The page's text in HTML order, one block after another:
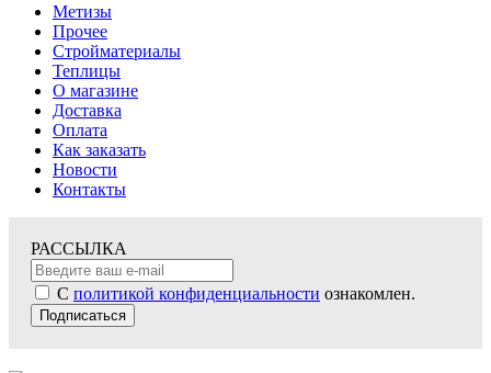
Метизы
Прочее
Стройматериалы
Теплицы
О магазине
Доставка
Оплата
Как заказать
Новости
Контакты
РАССЫЛКА
С политикой конфиденциальности ознакомлен.
Подписаться